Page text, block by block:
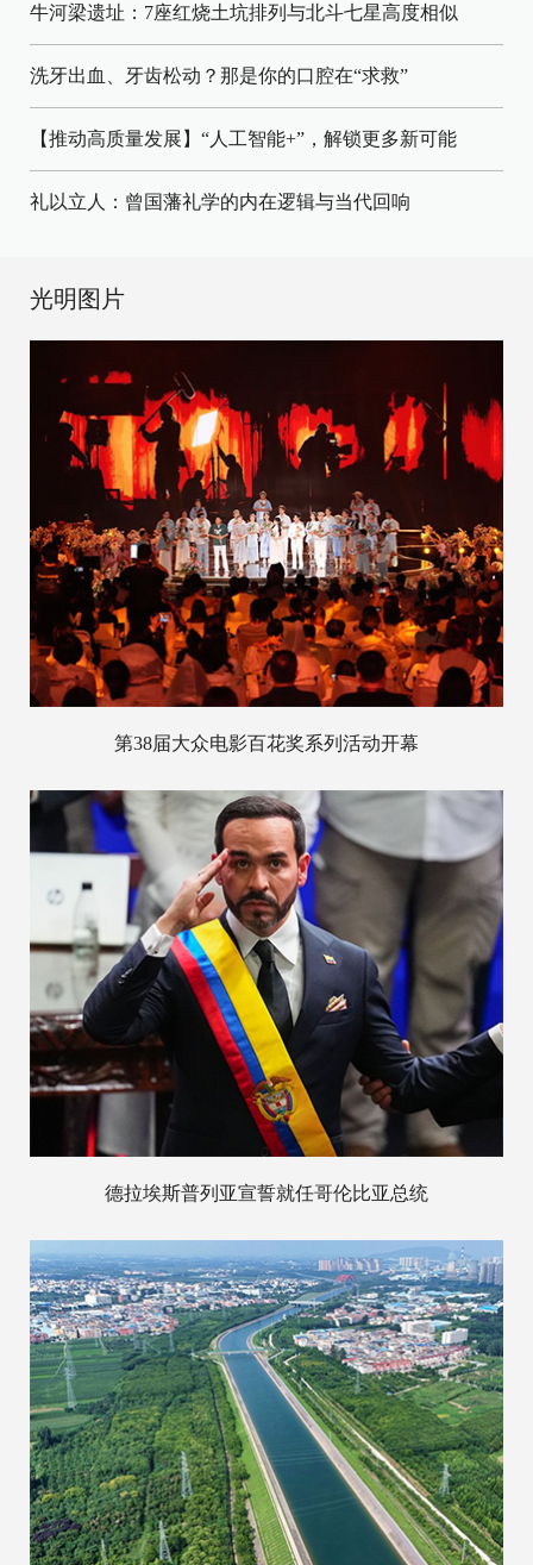
牛河梁遗址：7座红烧土坑排列与北斗七星高度相似
洗牙出血、牙齿松动？那是你的口腔在“求救”
【推动高质量发展】“人工智能+”，解锁更多新可能
礼以立人：曾国藩礼学的内在逻辑与当代回响
光明图片
第38届大众电影百花奖系列活动开幕
德拉埃斯普列亚宣誓就任哥伦比亚总统